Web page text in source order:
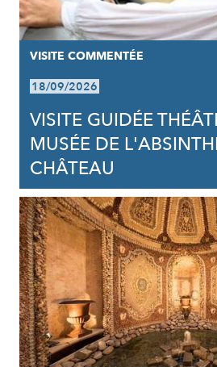
VISITE COMMENTÉE
18/09/2026
VISITE GUIDÉE
MUSÉE DE
CHÂTEAU